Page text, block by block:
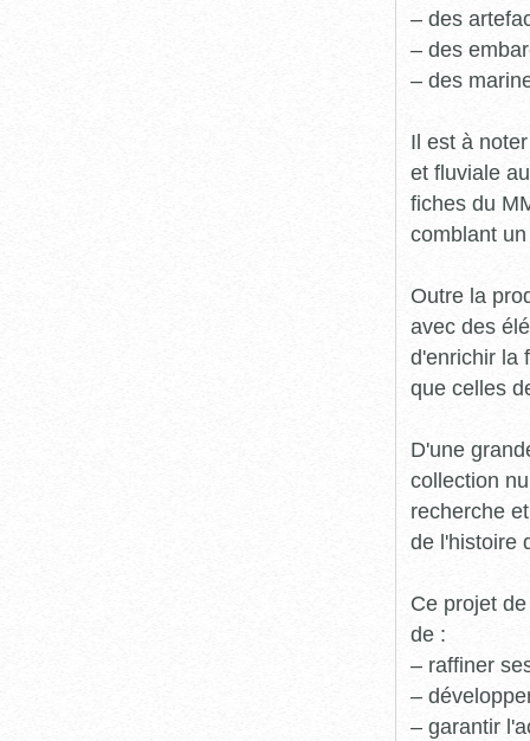
– des
– des
– des
Il est à
et fluviale
fiches du
comblant
Outre la
avec des
d'enrichir la
que celles
D'une
collection
recherche
de l'histoire
Ce projet
de :
– raffiner
–
– garantir